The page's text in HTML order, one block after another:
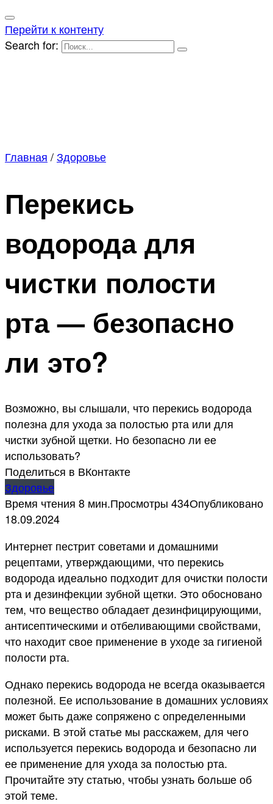
Перейти к контенту
Search for:
Главная /Здоровье
Перекись
водорода для
чистки полости
рта — безопасно
ли это?
Возможно, вы слышали, что перекись водорода
полезна для ухода за полостью рта или для
чистки зубной щетки. Но безопасно ли ее
использовать?
Поделиться в ВКонтакте
Здоровье
Время чтения 8 мин.Просмотры 434Опубликовано
18.09.2024
Интернет пестрит советами и домашними
рецептами, утверждающими, что перекись
водорода идеально подходит для очистки полости
рта и дезинфекции зубной щетки. Это обосновано
тем, что вещество обладает дезинфицирующими,
антисептическими и отбеливающими свойствами,
что находит свое применение в уходе за гигиеной
полости рта.
Однако перекись водорода не всегда оказывается
полезной. Ее использование в домашних условиях
может быть даже сопряжено с определенными
рисками. В этой статье мы расскажем, для чего
используется перекись водорода и безопасно ли
ее применение для ухода за полостью рта.
Прочитайте эту статью, чтобы узнать больше об
этой теме.